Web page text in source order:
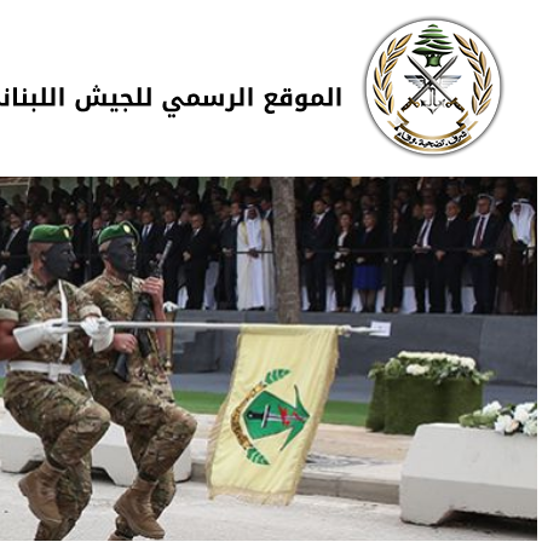
تجاوز إلى المحتوى الرئيسي
Skip to navigation